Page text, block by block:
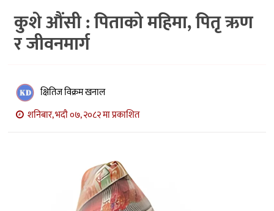
कुटनिती
कुराकानी
बाणिज्य
भिडियो
कुशे औंसी : पिताको महिमा, पितृ ऋण
र जीवनमार्ग
क्षितिज विक्रम खनाल
शनिबार, भदौ ०७, २०८२ मा प्रकाशित